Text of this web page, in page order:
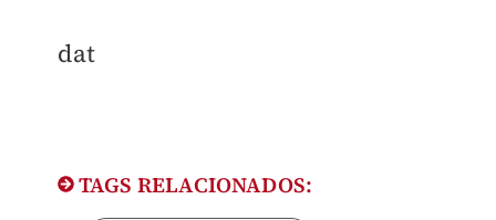
dat
TAGS RELACIONADOS: